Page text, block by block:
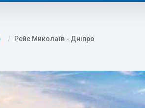
Рейс Миколаїв - Дніпро